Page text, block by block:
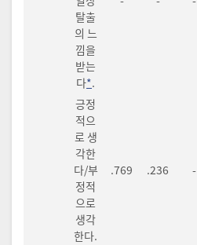
탈출
의 느
낌을
받는
다*.
긍정
적으
로 생
각한
다/부
정적
으로
생각
한다.
.769 .236 -